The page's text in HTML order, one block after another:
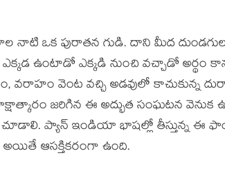
నాటి ఒక పురాతన గుడి. దాని మీద దుండగుల
ఎక్కడ ఉంటాడో ఎక్కడి నుంచి వచ్చాడో అర్థం
వెంట వచ్చి అడవులో కాచుకున్న
జరిగిన ఈ అద్భుత సంఘటన వెనుక
ప్యాన్ ఇండియా భాషల్లో తీస్తున్న ఈ
అయితే ఆసక్తికరంగా ఉంది.